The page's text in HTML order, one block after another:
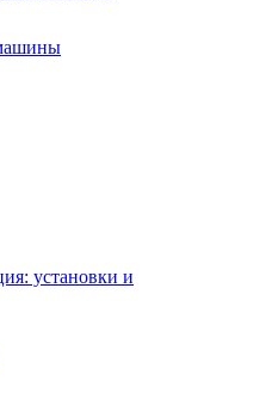
установки и